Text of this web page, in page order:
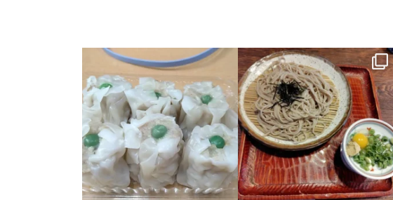
シューマイなう パソコン教室本日終了
しました
明日は１２時から #パソコ
ン教室 #鶴見区 ...
15 0
昨日の夜、胃が痛いし、吐き気はする
し・・・色々考えるとこうなってしま
う・・・。結構メンタル弱い星人で...
9 0